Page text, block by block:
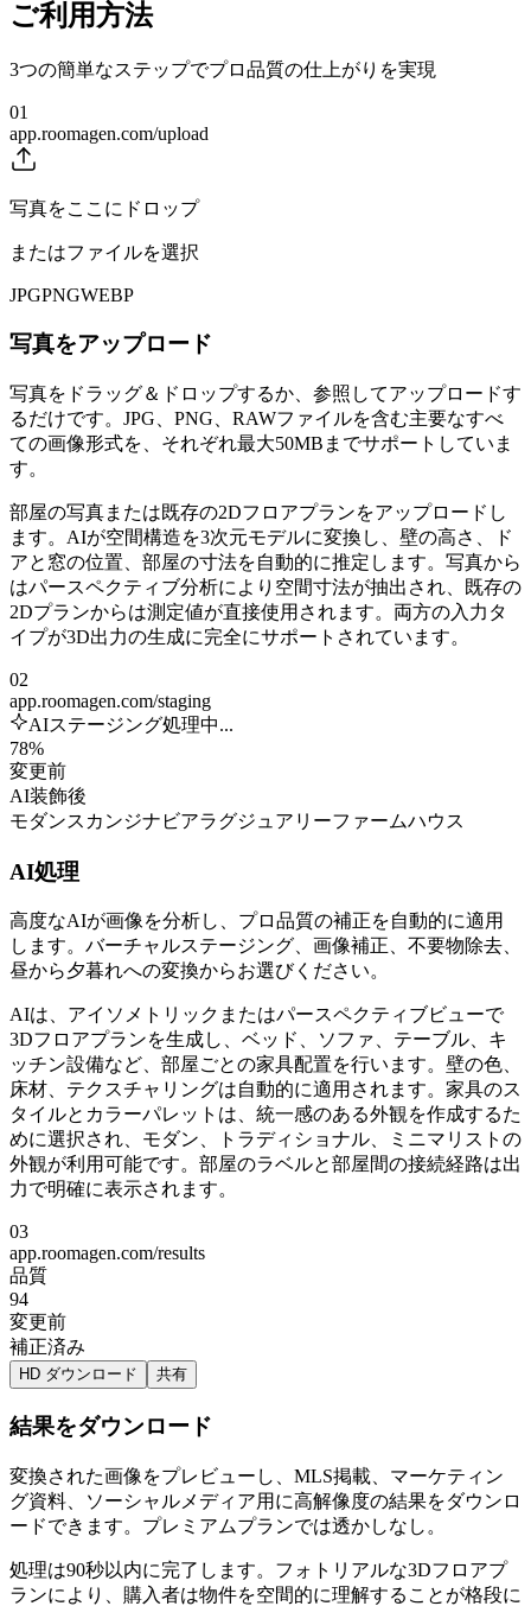
ご利用方法
3つの簡単なステップでプロ品質の仕上がりを実現
01
app.roomagen.com/upload
写真をここにドロップ
またはファイルを選択
JPGPNGWEBP
写真をアップロード
写真をドラッグ＆ドロップするか、参照してアップロードす
るだけです。JPG、PNG、RAWファイルを含む主要なすべ
ての画像形式を、それぞれ最大50MBまでサポートしていま
す。
部屋の写真または既存の2Dフロアプランをアップロードし
ます。AIが空間構造を3次元モデルに変換し、壁の高さ、ド
アと窓の位置、部屋の寸法を自動的に推定します。写真から
はパースペクティブ分析により空間寸法が抽出され、既存の
2Dプランからは測定値が直接使用されます。両方の入力タ
イプが3D出力の生成に完全にサポートされています。
02
app.roomagen.com/staging
AIステージング処理中...
78%
変更前
AI装飾後
モダンスカンジナビアラグジュアリーファームハウス
AI処理
高度なAIが画像を分析し、プロ品質の補正を自動的に適用
します。バーチャルステージング、画像補正、不要物除去、
昼から夕暮れへの変換からお選びください。
AIは、アイソメトリックまたはパースペクティブビューで
3Dフロアプランを生成し、ベッド、ソファ、テーブル、キ
ッチン設備など、部屋ごとの家具配置を行います。壁の色、
床材、テクスチャリングは自動的に適用されます。家具のス
タイルとカラーパレットは、統一感のある外観を作成するた
めに選択され、モダン、トラディショナル、ミニマリストの
外観が利用可能です。部屋のラベルと部屋間の接続経路は出
力で明確に表示されます。
03
app.roomagen.com/results
品質
94
変更前
補正済み
HD ダウンロード 共有
結果をダウンロード
変換された画像をプレビューし、MLS掲載、マーケティン
グ資料、ソーシャルメディア用に高解像度の結果をダウンロ
ードできます。プレミアムプランでは透かしなし。
処理は90秒以内に完了します。フォトリアルな3Dフロアプ
ランにより、購入者は物件を空間的に理解することが格段に